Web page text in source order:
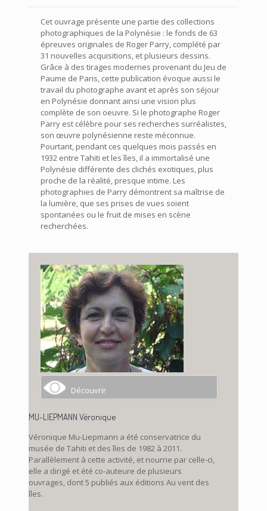
Cet ouvrage présente une partie des collections
photographiques de la Polynésie : le fonds de 63
épreuves originales de Roger Parry, complété par
31 nouvelles acquisitions, et plusieurs dessins.
Grâce à des tirages modernes provenant du Jeu de
Paume de Paris, cette publication évoque aussi le
travail du photographe avant et après son séjour
en Polynésie donnant ainsi une vision plus
complète de son oeuvre. Si le photographe Roger
Parry est célèbre pour ses recherches surréalistes,
son œuvre polynésienne reste méconnue.
Pourtant, pendant ces quelques mois passés en
1932 entre Tahiti et les îles, il a immortalisé une
Polynésie différente des clichés exotiques, plus
proche de la réalité, presque intime. Les
photographies de Parry démontrent sa maîtrise de
la lumière, que ses prises de vues soient
spontanées ou le fruit de mises en scène
recherchées.
Découvrir
MU-LIEPMANN Véronique
Véronique Mu-Liepmann a été conservatrice du
musée de Tahiti et des îles de 1982 à 2011.
Parallèlement à cette activité, et nourrie par celle-ci,
elle a dirigé et été co-auteure de plusieurs
ouvrages, dont 5 publiés aux éditions Au vent des
îles.